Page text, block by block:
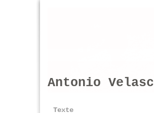
Antonio
Texte